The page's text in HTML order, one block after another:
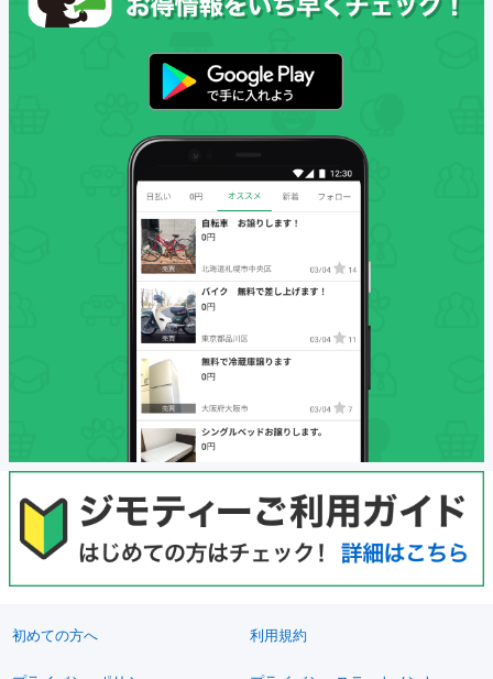
初めての方へ 利用規約